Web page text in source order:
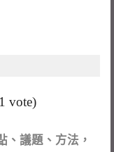
vote)
、議題、方法，